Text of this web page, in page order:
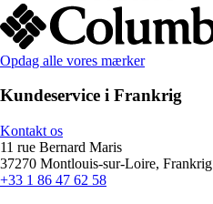
Opdag alle vores mærker
Kundeservice i Frankrig
Kontakt os
11 rue Bernard Maris
37270 Montlouis-sur-Loire, Frankrig
+33 1 86 47 62 58